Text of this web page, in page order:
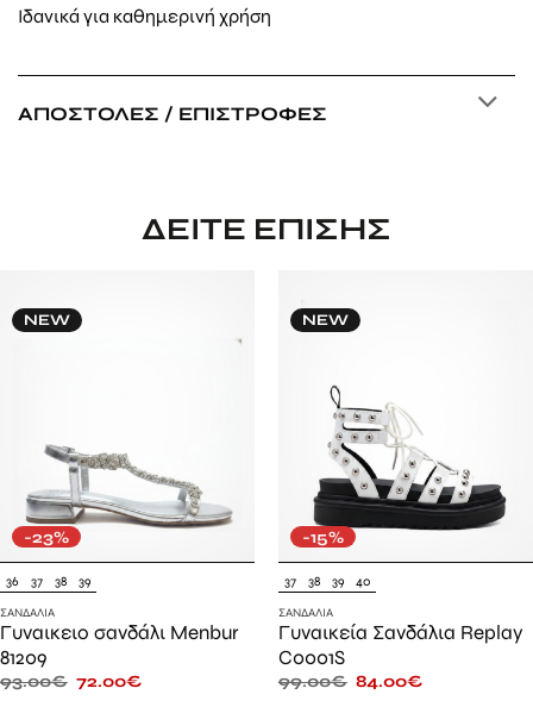
Ιδανικά για καθημερινή χρήση
ΑΠΟΣΤΟΛΈΣ / ΕΠΙΣΤΡΟΦΈΣ
ΔΕΊΤΕ ΕΠΊΣΗΣ
NEW
-23%
36 37 38 39
ΣΑΝΔΆΛΙΑ
Γυναικειο σανδάλι Menbur
81209
93.00€ 72.00€
NEW
-15%
37 38 39 40
ΣΑΝΔΆΛΙΑ
Γυναικεία Σανδάλια Replay
C0001S
99.00€ 84.00€